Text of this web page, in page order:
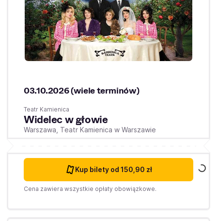
03.10.2026 (wiele terminów)
Teatr Kamienica
Widelec w głowie
Warszawa, Teatr Kamienica w Warszawie
Kup bilety od 150,90 zł
Cena zawiera wszystkie opłaty obowiązkowe.